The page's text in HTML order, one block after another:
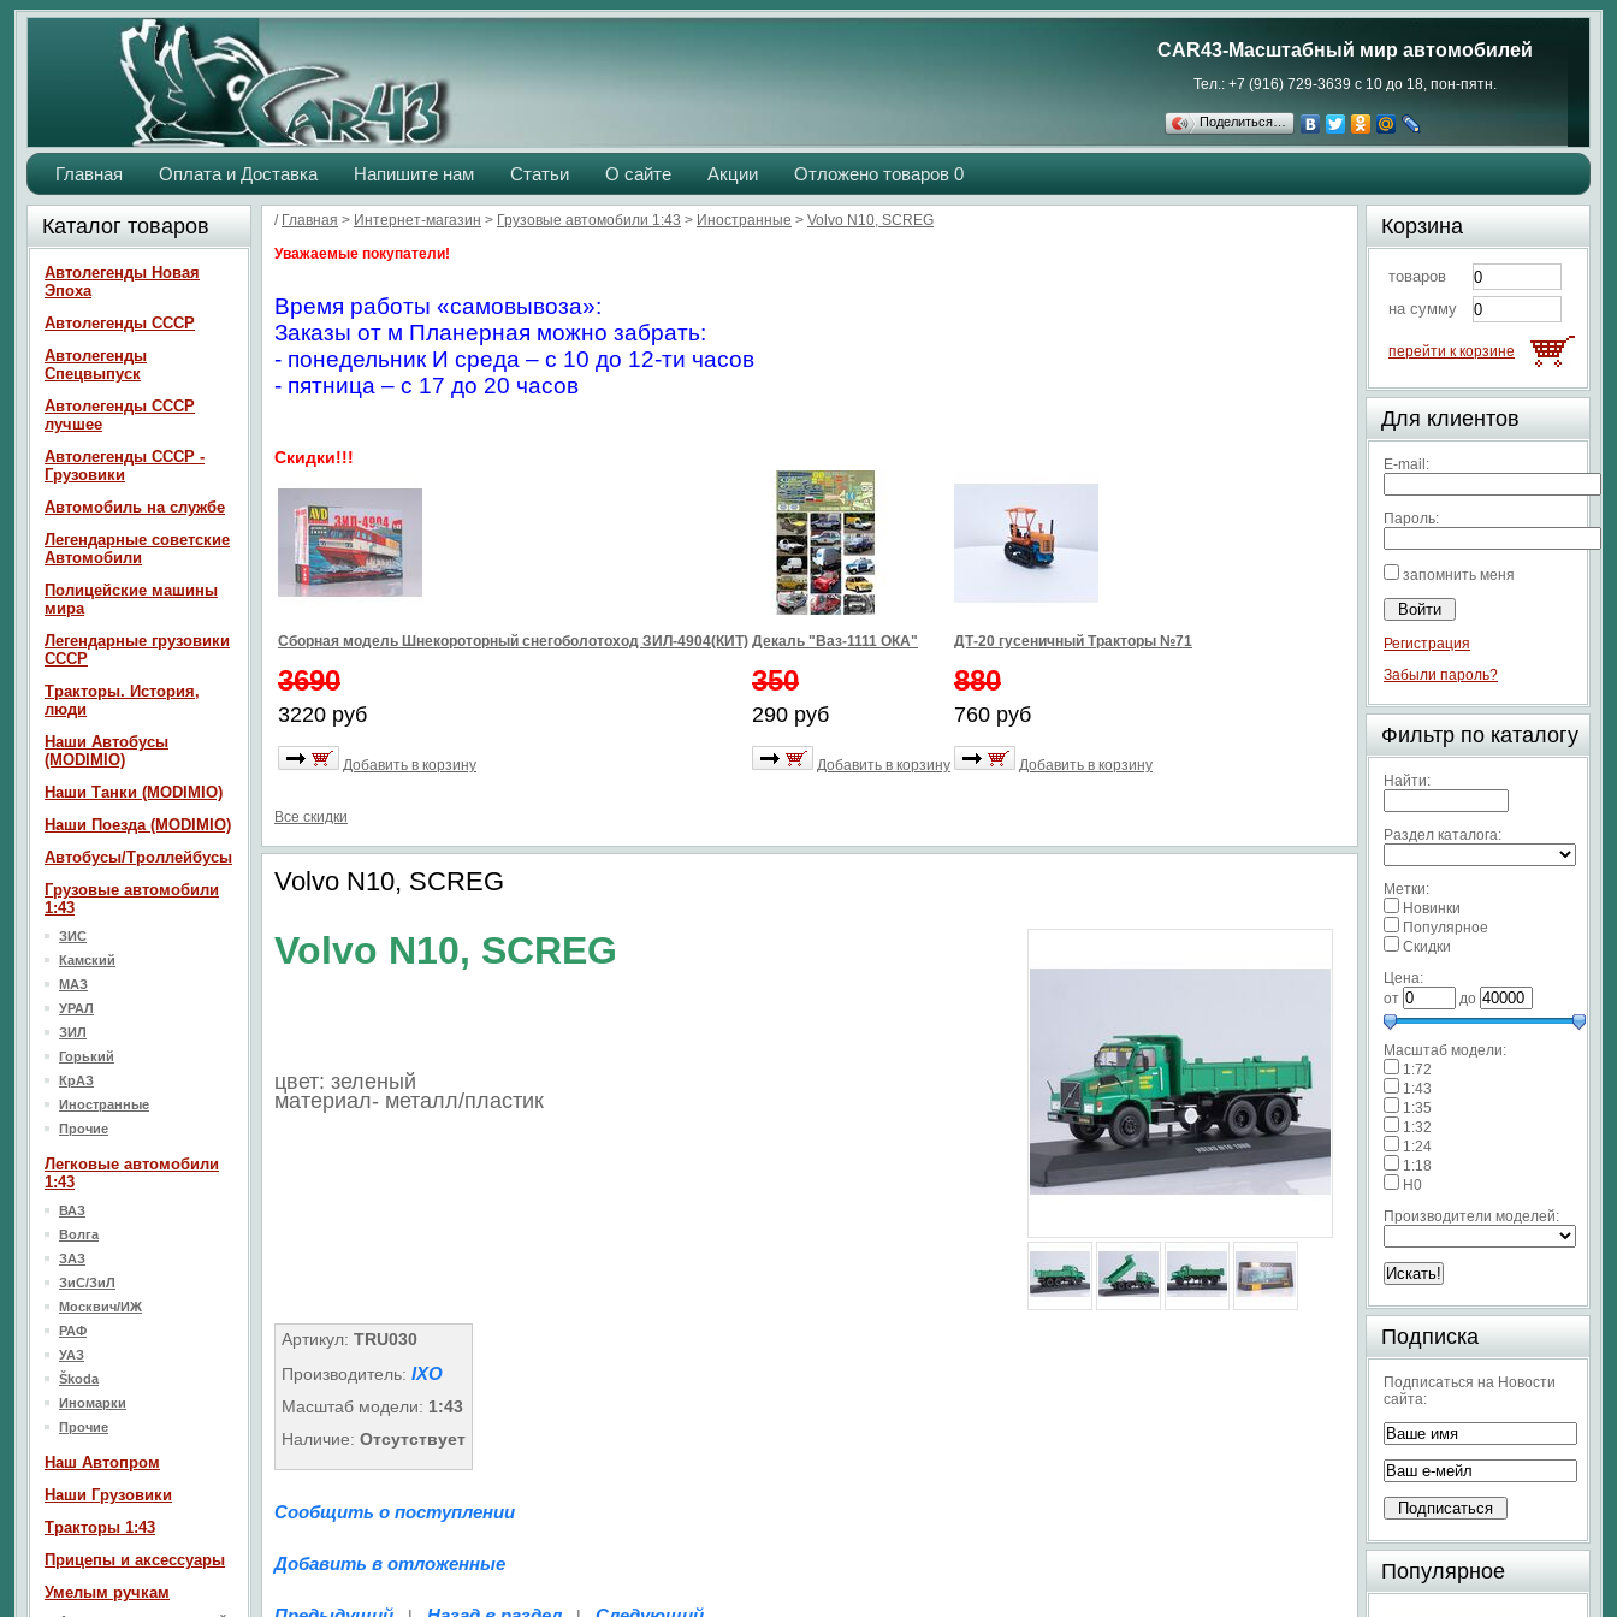
CAR43-Масштабный мир автомобилей
Тел.: +7 (916) 729-3639 с 10 до 18, пон-пятн.
Поделиться…
Главная Оплата и Доставка Напишите нам Статьи О сайте Акции Отложено товаров 0
/ Главная > Интернет-магазин > Грузовые автомобили 1:43 > Иностранные > Volvo N10, SCREG
Уважаемые покупатели!
Время работы «самовывоза»:
Заказы от м Планерная можно забрать:
- понедельник И среда – с 10 до 12-ти часов
- пятница – с 17 до 20 часов
Скидки!!!
Сборная модель Шнекороторный снегоболотоход ЗИЛ-4904(КИТ)
3690
3220 руб
Добавить в корзину
Декаль "Ваз-1111 ОКА"
350
290 руб
Добавить в корзину
ДТ-20 гусеничный Тракторы №71
880
760 руб
Добавить в корзину
Все скидки
Volvo N10, SCREG
Volvo N10, SCREG
цвет: зеленый
материал- металл/пластик
Артикул: TRU030
Производитель: IXO
Масштаб модели: 1:43
Наличие: Отсутствует
Сообщить о поступлении
Добавить в отложенные
Каталог товаров
Автолегенды Новая
Эпоха
Автолегенды СССР
Автолегенды
Спецвыпуск
Автолегенды СССР
лучшее
Автолегенды СССР -
Грузовики
Автомобиль на службе
Легендарные советские
Автомобили
Полицейские машины
мира
Легендарные грузовики
СССР
Тракторы. История,
люди
Наши Автобусы
(MODIMIO)
Наши Танки (MODIMIO)
Наши Поезда (MODIMIO)
Автобусы/Троллейбусы
Грузовые автомобили
1:43
ЗИС
Камский
МАЗ
УРАЛ
ЗИЛ
Горький
КрАЗ
Иностранные
Прочие
Легковые автомобили
1:43
ВАЗ
Волга
ЗАЗ
ЗиС/ЗиЛ
Москвич/ИЖ
РАФ
УАЗ
Škoda
Иномарки
Прочие
Наш Aвтопром
Наши Грузовики
Тракторы 1:43
Прицепы и аксессуары
Умелым ручкам
Корзина
товаров
на сумму
перейти к корзине
Для клиентов
E-mail:
Пароль:
запомнить меня
Регистрация
Забыли пароль?
Фильтр по каталогу
Найти:
Раздел каталога:
Метки:
Новинки
Популярное
Скидки
Цена:
от
до
Масштаб модели:
1:72
1:43
1:35
1:32
1:24
1:18
H0
Производители моделей:
Подписка
Подписаться на Новости
сайта:
Популярное